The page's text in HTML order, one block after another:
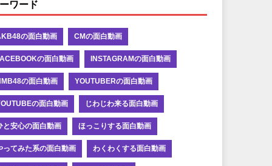
ワード
の面白動画 CMの面白動画
の面白動画 INSTAGRAMの面白動画
の面白動画 YOUTUBERの面白動画
の面白動画 じわじわ来る面白動画
と安心の面白動画 ほっこりする面白動画
ってみた系の面白動画 わくわくする面白動画